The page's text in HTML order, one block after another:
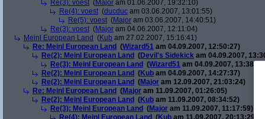
Re(3): voest (Major am 01.06.2007, 19:32:10)
Re(4): voest (ducduc am 03.06.2007, 13:01:55)
Re(5): voest (Major am 03.06.2007, 14:40:51)
Re(3): voest (Major am 04.06.2007, 12:11:04)
Meinl European Land (Kub am 27.02.2007, 15:16:41)
Re: Meinl European Land (Wizard51 am 04.09.2007, 12:50:27)
Re(2): Meinl European Land (Devil's Sidekick am 04.09.2007,
Re(3): Meinl European Land (Wizard51 am 04.09.2007,
Re(2): Meinl European Land (Kub am 04.09.2007, 14:27:37)
Re(2): Meinl European Land (Major am 12.09.2007, 21:03:24)
Re: Meinl European Land (Major am 11.09.2007, 01:26:05)
Re(2): Meinl European Land (Kub am 11.09.2007, 08:34:52)
Re(3): Meinl European Land (Major am 11.09.2007, 11:17:59)
Re(4): Meinl European Land (Kub am 11.09.2007, 20:13:29)